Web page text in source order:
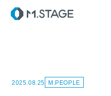
ABOUT TOP
2025.08.25 M.PEOPLE